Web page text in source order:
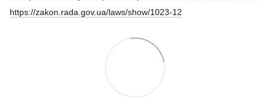
https://zakon.rada.gov.ua/laws/show/1023-12